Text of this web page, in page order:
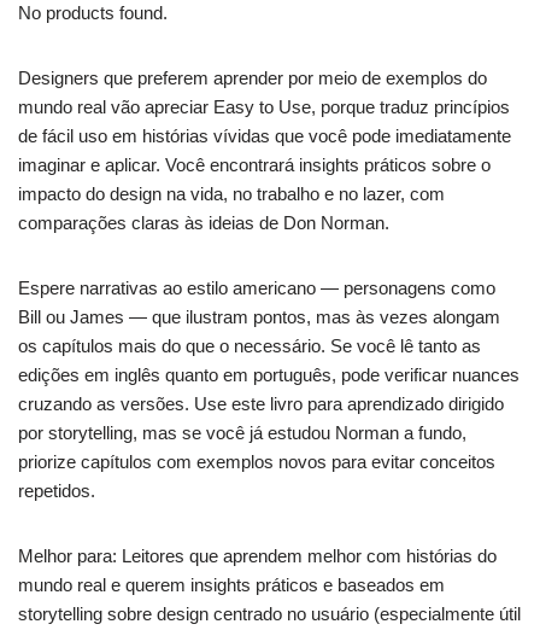
No products found.
Designers que preferem aprender por meio de exemplos do
mundo real vão apreciar Easy to Use, porque traduz princípios
de fácil uso em histórias vívidas que você pode imediatamente
imaginar e aplicar. Você encontrará insights práticos sobre o
impacto do design na vida, no trabalho e no lazer, com
comparações claras às ideias de Don Norman.
Espere narrativas ao estilo americano — personagens como
Bill ou James — que ilustram pontos, mas às vezes alongam
os capítulos mais do que o necessário. Se você lê tanto as
edições em inglês quanto em português, pode verificar nuances
cruzando as versões. Use este livro para aprendizado dirigido
por storytelling, mas se você já estudou Norman a fundo,
priorize capítulos com exemplos novos para evitar conceitos
repetidos.
Melhor para: Leitores que aprendem melhor com histórias do
mundo real e querem insights práticos e baseados em
storytelling sobre design centrado no usuário (especialmente útil